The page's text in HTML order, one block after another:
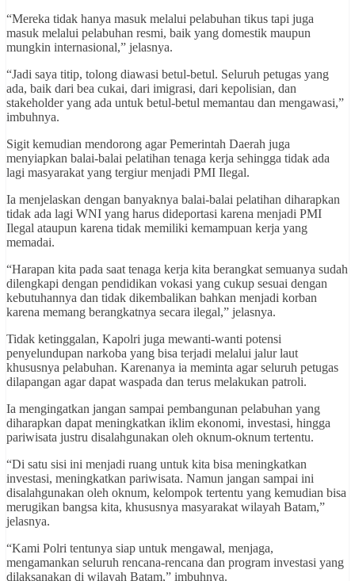
“Mereka tidak hanya masuk melalui pelabuhan tikus tapi juga
masuk melalui pelabuhan resmi, baik yang domestik maupun
mungkin internasional,” jelasnya.
“Jadi saya titip, tolong diawasi betul-betul. Seluruh petugas yang
ada, baik dari bea cukai, dari imigrasi, dari kepolisian, dan
stakeholder yang ada untuk betul-betul memantau dan mengawasi,”
imbuhnya.
Sigit kemudian mendorong agar Pemerintah Daerah juga
menyiapkan balai-balai pelatihan tenaga kerja sehingga tidak ada
lagi masyarakat yang tergiur menjadi PMI Ilegal.
Ia menjelaskan dengan banyaknya balai-balai pelatihan diharapkan
tidak ada lagi WNI yang harus dideportasi karena menjadi PMI
Ilegal ataupun karena tidak memiliki kemampuan kerja yang
memadai.
“Harapan kita pada saat tenaga kerja kita berangkat semuanya sudah
dilengkapi dengan pendidikan vokasi yang cukup sesuai dengan
kebutuhannya dan tidak dikembalikan bahkan menjadi korban
karena memang berangkatnya secara ilegal,” jelasnya.
Tidak ketinggalan, Kapolri juga mewanti-wanti potensi
penyelundupan narkoba yang bisa terjadi melalui jalur laut
khususnya pelabuhan. Karenanya ia meminta agar seluruh petugas
dilapangan agar dapat waspada dan terus melakukan patroli.
Ia mengingatkan jangan sampai pembangunan pelabuhan yang
diharapkan dapat meningkatkan iklim ekonomi, investasi, hingga
pariwisata justru disalahgunakan oleh oknum-oknum tertentu.
“Di satu sisi ini menjadi ruang untuk kita bisa meningkatkan
investasi, meningkatkan pariwisata. Namun jangan sampai ini
disalahgunakan oleh oknum, kelompok tertentu yang kemudian bisa
merugikan bangsa kita, khususnya masyarakat wilayah Batam,”
jelasnya.
“Kami Polri tentunya siap untuk mengawal, menjaga,
mengamankan seluruh rencana-rencana dan program investasi yang
dilaksanakan di wilayah Batam,” imbuhnya.